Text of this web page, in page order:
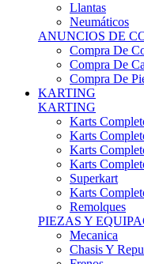
Llantas
Neumáticos
ANUNCIOS DE
Compra De
Compra De
Compra De
KARTING
KARTING
Karts
Karts
Karts
Karts
Superkart
Karts
Remolques
PIEZAS Y
Mecanica
Chasis Y